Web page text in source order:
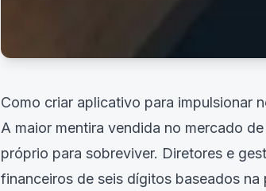
Como criar aplicativo para impulsionar
A maior mentira vendida no mercado
próprio para sobreviver. Diretores e
financeiros de seis dígitos baseados